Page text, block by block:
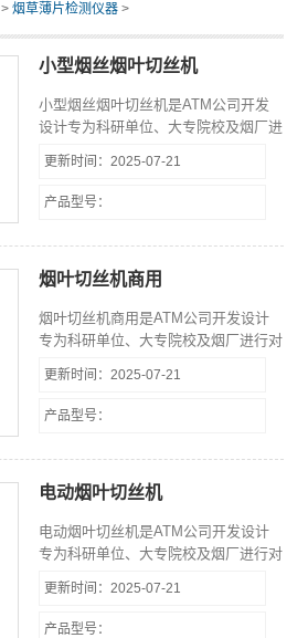
>烟草薄片检测仪器 >
小型烟丝烟叶切丝机
小型烟丝烟叶切丝机是ATM公司开发
设计专为科研单位、大专院校及烟厂进
验、评价时，用于烟叶切丝的实验室专
用设备，主要用于从事烟叶调拨、配方
高、操作方便、切丝均匀使用安全性高
更新时间：2025-07-21
产品型号：
烟叶切丝机商用
烟叶切丝机商用是ATM公司开发设计
专为科研单位、大专院校及烟厂进行对
价时，用于烟叶切丝的实验室专用设
备，主要用于从事烟叶调拨、配方开
操作方便、切丝均匀使用安全性高等特
更新时间：2025-07-21
产品型号：
电动烟叶切丝机
电动烟叶切丝机是ATM公司开发设计
专为科研单位、大专院校及烟厂进行对
价时，用于烟叶切丝的实验室专用设
备，主要用于从事烟叶调拨、配方开
更新时间：2025-07-21
产品型号：